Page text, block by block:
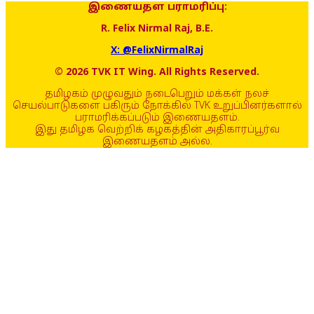
இணையதள பராமரிப்பு:
R. Felix Nirmal Raj, B.E.
X: @FelixNirmalRaj
© 2026 TVK IT Wing. All Rights Reserved.
தமிழகம் முழுவதும் நடைபெறும் மக்கள் நலச்
செயல்பாடுகளை பகிரும் நோக்கில் TVK உறுப்பினர்களால்
பராமரிக்கப்படும் இணையதளம்.
இது தமிழக வெற்றிக் கழகத்தின் அதிகாரப்பூர்வ
இணையதளம் அல்ல.